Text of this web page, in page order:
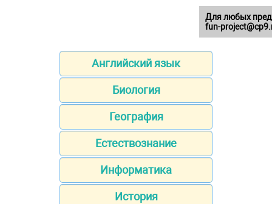
Английский язык
Биология
География
Естествознание
Информатика
История
Для любых
fun-